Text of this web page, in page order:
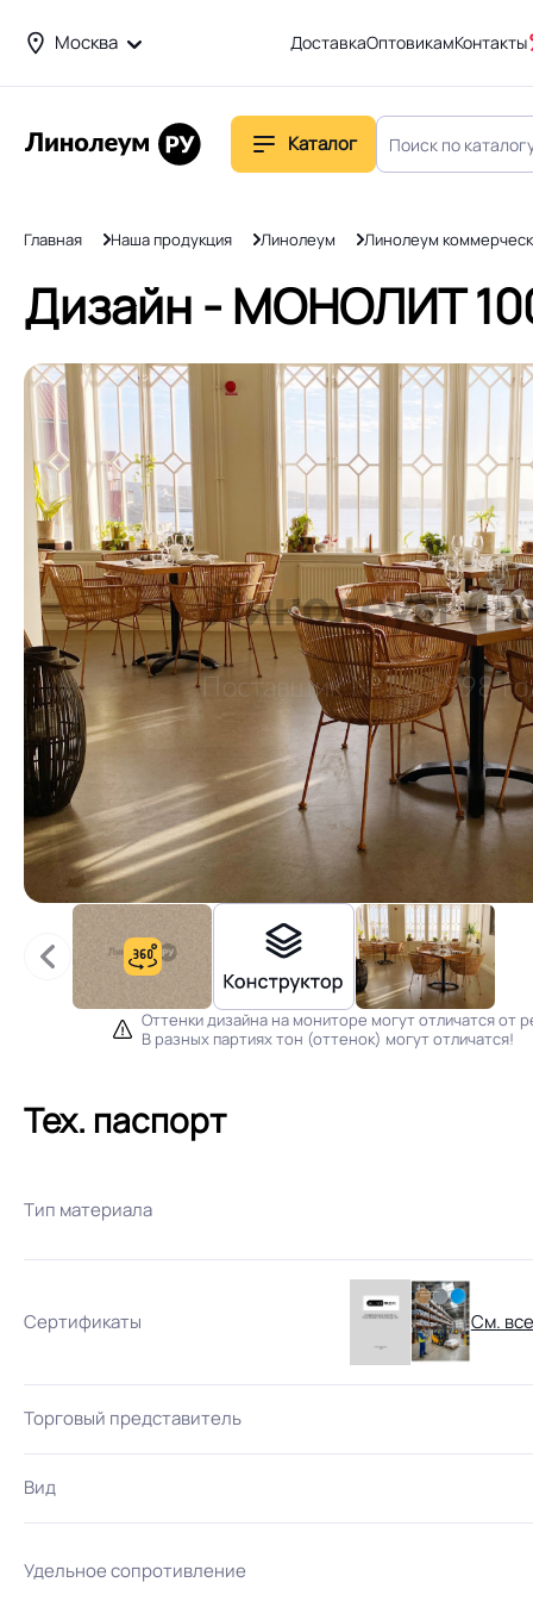
Москва ДоставкаОптовикамКонтакты
Каталог
Главная Наша продукция Линолеум Линолеум
Дизайн - МОНОЛИТ
Оттенки дизайна на мониторе могут отличатся от
В разных партиях тон (оттенок) могут отличатся!
Тех. паспорт
Тип материала
Сертификаты См. все
Торговый представитель
Вид
Удельное сопротивление